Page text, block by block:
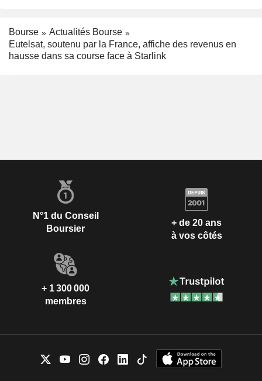
Bourse
Actualités Bourse
Eutelsat, soutenu par la France, affiche des revenus en
hausse dans sa course face à Starlink
N°1 du Conseil
Boursier
+ de 20 ans
à vos côtés
+ 1 300 000
membres